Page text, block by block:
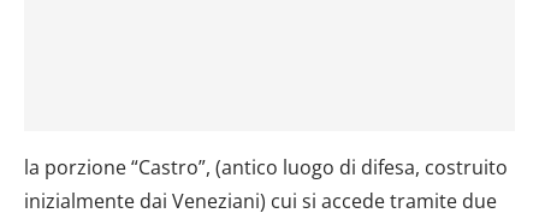
la porzione “Castro”, (antico luogo di difesa, costruito
inizialmente dai Veneziani) cui si accede tramite due